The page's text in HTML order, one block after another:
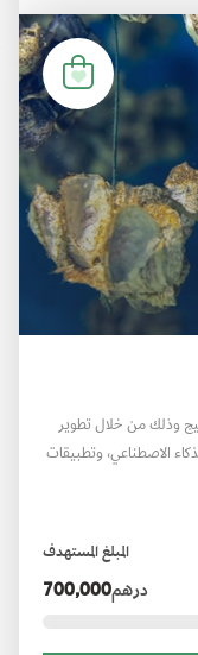
وذلك من خلال تطوير
الاصطناعي، وتطبيقات
جودة أعلاف
الهدر.المبلغ المستهدف
درهم700,000